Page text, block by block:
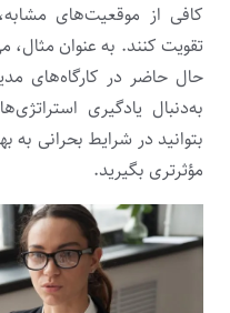
کافی از موقعیت‌های
تقویت کنند. به عنوان مثال،
حال حاضر در کارگاه‌های
به‌دنبال یادگیری
بتوانید در شرایط بحرانی
مؤثرتری بگیرید.